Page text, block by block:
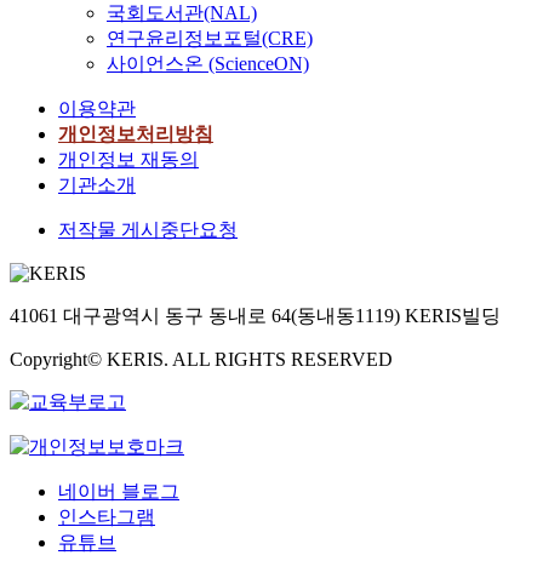
국회도서관(NAL)
연구윤리정보포털(CRE)
사이언스온 (ScienceON)
이용약관
개인정보처리방침
개인정보 재동의
기관소개
저작물 게시중단요청
41061 대구광역시 동구 동내로 64(동내동1119) KERIS빌딩
Copyright© KERIS. ALL RIGHTS RESERVED
네이버 블로그
인스타그램
유튜브